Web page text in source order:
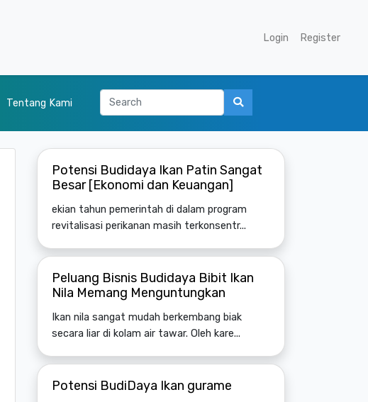
Login Register
Tentang Kami
Potensi Budidaya Ikan Patin Sangat
Besar [Ekonomi dan Keuangan]
ekian tahun pemerintah di dalam program
revitalisasi perikanan masih terkonsentr...
Peluang Bisnis Budidaya Bibit Ikan
Nila Memang Menguntungkan
Ikan nila sangat mudah berkembang biak
secara liar di kolam air tawar. Oleh kare...
Potensi BudiDaya Ikan gurame